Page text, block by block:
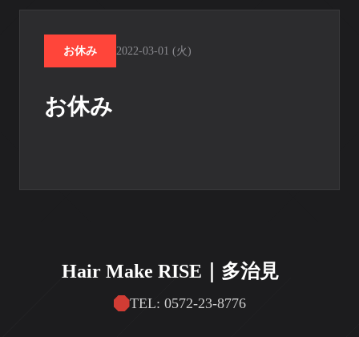
お休み 2022-03-01 (火)
お休み
Hair Make RISE｜多治見
TEL: 0572-23-8776